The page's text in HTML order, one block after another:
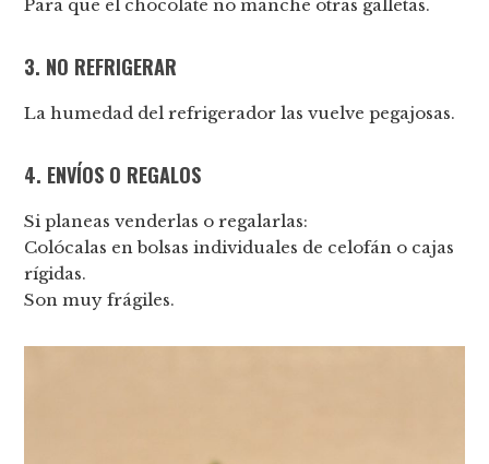
Para que el chocolate no manche otras galletas.
3. NO REFRIGERAR
La humedad del refrigerador las vuelve pegajosas.
4. ENVÍOS O REGALOS
Si planeas venderlas o regalarlas:
Colócalas en bolsas individuales de celofán o cajas
rígidas.
Son muy frágiles.